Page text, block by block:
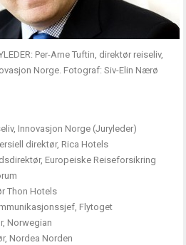
Per-Arne Tuftin, direktør reiseliv,
Norge. Fotograf: Siv-Elin Nærø
Innovasjon Norge (Juryleder)
direktør, Rica Hotels
Europeiske Reiseforsikring
Thon Hotels
Flytoget
Norwegian
Nordea Norden